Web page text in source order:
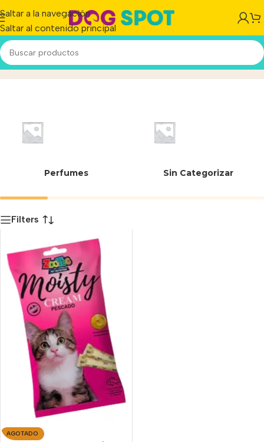
Saltar a la navegación
Saltar al contenido principal
23-434/AInicio/Producto
Perfumes Sin Categorizar
Filters
AGOTADO